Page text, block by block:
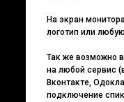
На экран
логотип или
Так же возможно
на любой сервис
Вконтакте,
подключение